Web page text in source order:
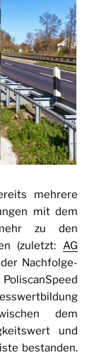
mehrere
mit dem
zu den
(zuletzt: AG
Nachfolge-
dem
und
bestanden.